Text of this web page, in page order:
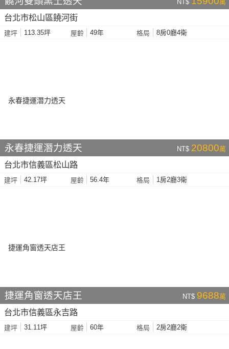
NT$ 萬
台北市松山區饒河街
建坪 113.35坪 屋齡 49年 格局 8房0廳4衛
永春捷運潛力透天 NT$ 20800萬
台北市信義區松山路
建坪 42.17坪 屋齡 56.4年 格局 1房2廳3衛
捷運角窗透天店王 NT$ 9688萬
台北市信義區永吉路
建坪 31.11坪 屋齡 60年 格局 2房2廳2衛